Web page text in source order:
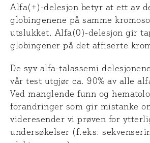
Alfa(+)-delesjon betyr at ett av
globingenene på samme
utslukket. Alfa(0)-delesjon gir
globingener på det affiserte
De syv alfa-talassemi
vår test utgjør ca. 90% av alle
Ved manglende funn og
forandringer som gir mistanke
videresender vi prøven for
undersøkelser (f.eks.